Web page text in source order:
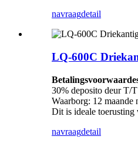
navraagdetail
LQ-600C
30% deposito deur T/
Waarborg: 12 maande
Dit is ideale toerusting
navraagdetail